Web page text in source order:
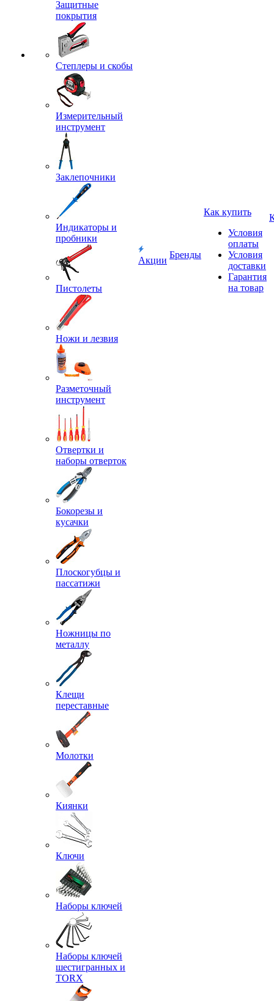
Защитные
покрытия
Степлеры и скобы
Измерительный
инструмент
Заклепочники
Индикаторы и
пробники
Пистолеты
Ножи и лезвия
Разметочный
инструмент
Отвертки и
наборы отверток
Бокорезы и
кусачки
Плоскогубцы и
пассатижи
Ножницы по
металлу
Клещи
переставные
Молотки
Киянки
Ключи
Наборы ключей
Наборы ключей
шестигранных и
TORX
Акции
Бренды
Как купить
Условия
оплаты
Условия
доставки
Гарантия
на товар